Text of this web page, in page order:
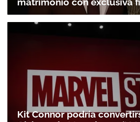
Kit Connor podría